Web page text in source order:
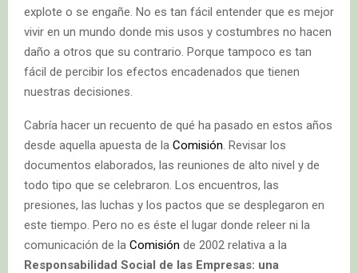
explote o se engañe. No es tan fácil entender que es mejor
vivir en un mundo donde mis usos y costumbres no hacen
daño a otros que su contrario. Porque tampoco es tan
fácil de percibir los efectos encadenados que tienen
nuestras decisiones.
Cabría hacer un recuento de qué ha pasado en estos años
desde aquella apuesta de la Comisión . Revisar los
documentos elaborados, las reuniones de alto nivel y de
todo tipo que se celebraron. Los encuentros, las
presiones, las luchas y los pactos que se desplegaron en
este tiempo. Pero no es éste el lugar donde releer ni la
comunicación de la Comisión de 2002 relativa a la
Responsabilidad Social de las Empresas: una